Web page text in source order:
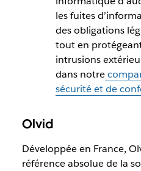
les fuites
des obligations
tout en
intrusions
dans notre
sécurité et de
Olvid
Développée en France,
référence absolue de la